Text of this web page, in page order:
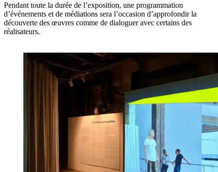
Pendant toute la durée de l’exposition, une programmation
d’événements et de médiations sera l’occasion d’approfondir la
découverte des œuvres comme de dialoguer avec certains des
réalisateurs.